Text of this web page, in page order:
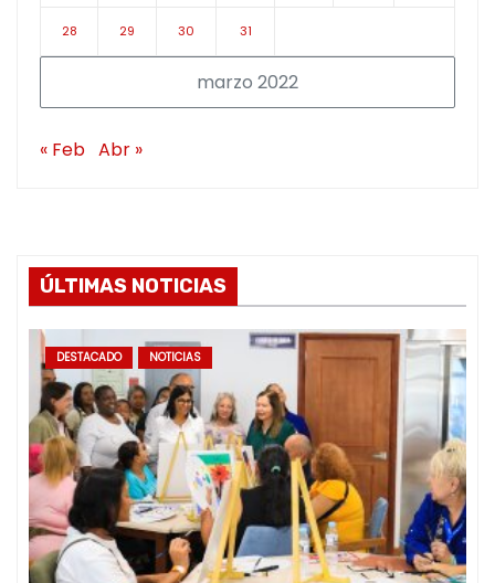
marzo 2022
28 29 30 31
« Feb Abr »
ÚLTIMAS NOTICIAS
DESTACADO NOTICIAS